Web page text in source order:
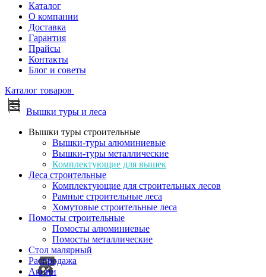
Каталог
О компании
Доставка
Гарантия
Прайсы
Контакты
Блог и советы
Каталог товаров
Вышки туры и леса
Вышки туры строительные
Вышки-туры алюминиевые
Вышки-туры металлические
Комплектующие для вышек
Леса строительные
Комплектующие для строительных лесов
Рамные строительные леса
Хомутовые строительные леса
Помосты строительные
Помосты алюминиевые
Помосты металлические
Стол малярный
Распродажа
Акции